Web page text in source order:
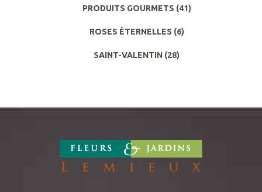
PRODUITS GOURMETS (41)
ROSES ÉTERNELLES (6)
SAINT-VALENTIN (28)